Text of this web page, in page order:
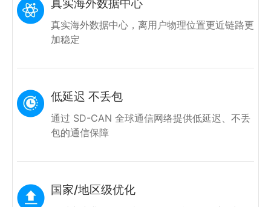
真实海外数据中心
真实海外数据中心，离用户物理位置更近链路更
加稳定
低延迟 不丢包
通过 SD-CAN 全球通信网络提供低延迟、不丢
包的通信保障
国家/地区级优化